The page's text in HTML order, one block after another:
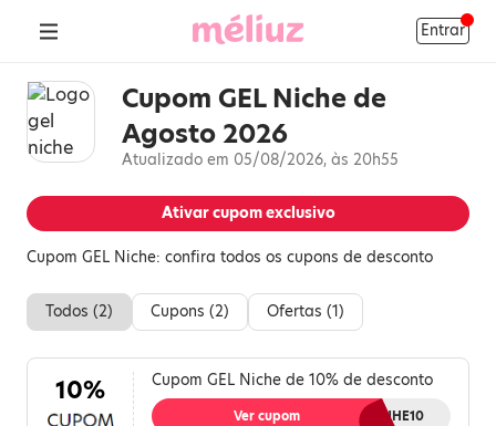
Entrar
Cupom GEL Niche de
Agosto 2026
Atualizado em 05/08/2026, às 20h55
Ativar cupom exclusivo
Cupom GEL Niche: confira todos os cupons de desconto
Todos (2) Cupons (2) Ofertas (1)
10% Cupom GEL Niche de 10% de desconto
GANHE10
Ver cupom